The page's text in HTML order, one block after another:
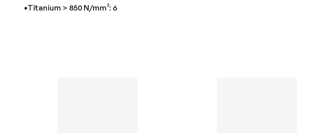
•Titanium > 850 N/mm²: 6